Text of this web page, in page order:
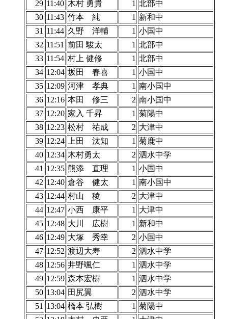
29 11:40 木村 勇貴 1 北部中
30 11:43 竹本 純 1 新和中
31 11:44 久野 洋輔 1 小国中
32 11:51 前田 駿太 1 北部中
33 11:54 村上 健修 1 北部中
34 12:04 坂田 春喜 1 小国中
35 12:09 河津 孝典 1 南小国中
36 12:16 本田 修三 2 南小国中
37 12:20 家入 千昇 1 菊陽中
38 12:23 松村 祐成 2 大津中
39 12:24 上田 汰知 1 菊鹿中
40 12:34 木村勇太 2 泗水中学
41 12:35 熊添 直理 1 小国中
42 12:40 倉谷 健太 1 南小国中
43 12:44 村山 稜 2 大津中
44 12:47 小西 康平 1 大津中
45 12:48 大川 広樹 1 新和中
46 12:49 大塚 秀幸 2 小国中
47 12:52 渡辺大寿 2 泗水中学
48 12:56 井野颯仁 1 泗水中学
49 12:59 森本宏樹 1 泗水中学
50 13:04 田尻翼 2 泗水中学
51 13:04 橋本 弘樹 1 菊陽中